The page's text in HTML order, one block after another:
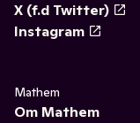
X (f.d Twitter)
Instagram
Mathem
Om Mathem